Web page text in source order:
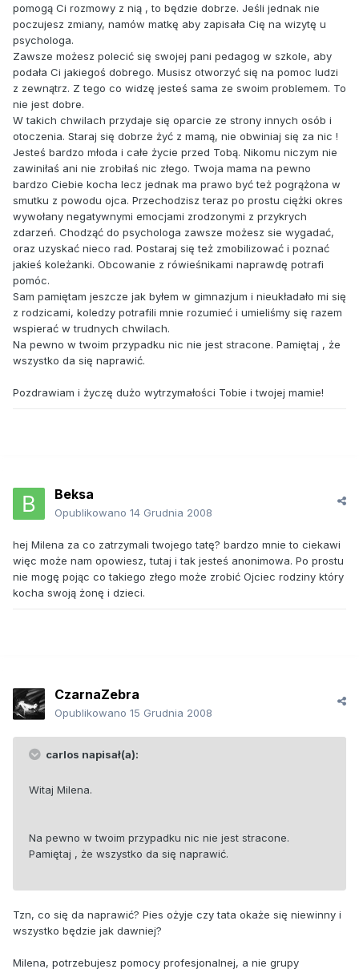
pomogą Ci rozmowy z nią , to będzie dobrze. Jeśli jednak nie
poczujesz zmiany, namów matkę aby zapisała Cię na wizytę u
psychologa.
Zawsze możesz polecić się swojej pani pedagog w szkole, aby
podała Ci jakiegoś dobrego. Musisz otworzyć się na pomoc ludzi
z zewnątrz. Z tego co widzę jesteś sama ze swoim problemem. To
nie jest dobre.
W takich chwilach przydaje się oparcie ze strony innych osób i
otoczenia. Staraj się dobrze żyć z mamą, nie obwiniaj się za nic !
Jesteś bardzo młoda i całe życie przed Tobą. Nikomu niczym nie
zawiniłaś ani nie zrobiłaś nic złego. Twoja mama na pewno
bardzo Ciebie kocha lecz jednak ma prawo być też pogrążona w
smutku z powodu ojca. Przechodzisz teraz po prostu ciężki okres
wywołany negatywnymi emocjami zrodzonymi z przykrych
zdarzeń. Chodząć do psychologa zawsze możesz sie wygadać,
oraz uzyskać nieco rad. Postaraj się też zmobilizować i poznać
jakieś koleżanki. Obcowanie z rówieśnikami naprawdę potrafi
pomóc.
Sam pamiętam jeszcze jak byłem w gimnazjum i nieukładało mi się
z rodzicami, koledzy potrafili mnie rozumieć i umieliśmy się razem
wspierać w trudnych chwilach.
Na pewno w twoim przypadku nic nie jest stracone. Pamiętaj , że
wszystko da się naprawić.
Pozdrawiam i życzę dużo wytrzymałości Tobie i twojej mamie!
Beksa
Opublikowano 14 Grudnia 2008
hej Milena za co zatrzymali twojego tatę? bardzo mnie to ciekawi
więc może nam opowiesz, tutaj i tak jesteś anonimowa. Po prostu
nie mogę pojąc co takiego złego może zrobić Ojciec rodziny który
kocha swoją żonę i dzieci.
CzarnaZebra
Opublikowano 15 Grudnia 2008
carlos napisał(a):
Witaj Milena.
Na pewno w twoim przypadku nic nie jest stracone.
Pamiętaj , że wszystko da się naprawić.
Tzn, co się da naprawić? Pies ożyje czy tata okaże się niewinny i
wszystko będzie jak dawniej?
Milena, potrzebujesz pomocy profesjonalnej, a nie grupy